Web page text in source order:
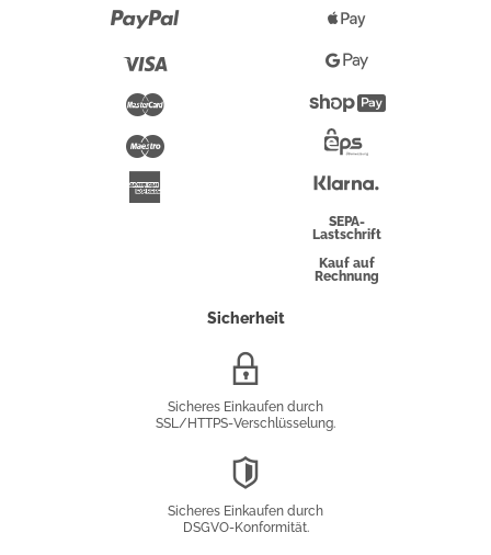
Maestro
Pay
Google
Pay
Überweisung
SEPA-
Lastschrift
Kauf auf
Rechnung
Sicherheit
Sicheres Einkaufen durch
SSL/HTTPS-Verschlüsselung.
Sicheres Einkaufen durch
DSGVO-Konformität.